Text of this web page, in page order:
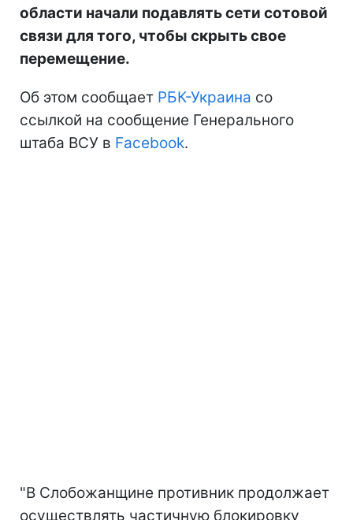
области начали подавлять сети сотовой
связи для того, чтобы скрыть свое
перемещение.
Об этом сообщает РБК-Украина со
ссылкой на сообщение Генерального
штаба ВСУ в Facebook.
"В Слобожанщине противник продолжает
осуществлять частичную блокировку